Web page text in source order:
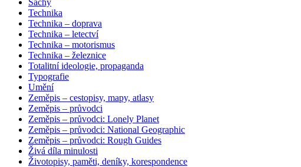
Technika
Technika – doprava
Technika – letectví
Technika – motorismus
Technika – železnice
Totalitní ideologie, propaganda
Typografie
Umění
Zeměpis – cestopisy, mapy, atlasy
Zeměpis – průvodci
Zeměpis – průvodci: Lonely Planet
Zeměpis – průvodci: National Geographic
Zeměpis – průvodci: Rough Guides
Živá díla minulosti
Životopisy, paměti, deníky, korespondence